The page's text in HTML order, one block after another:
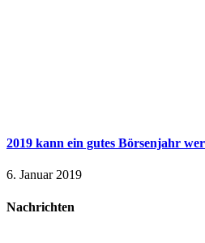
2019 kann ein gutes Börsenjahr
6. Januar 2019
Nachrichten